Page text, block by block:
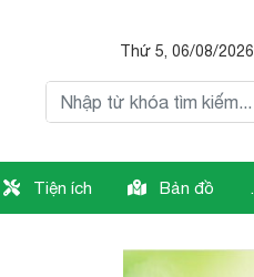
Thứ 5, 06/08/2026
Tiện ích Bản đồ .